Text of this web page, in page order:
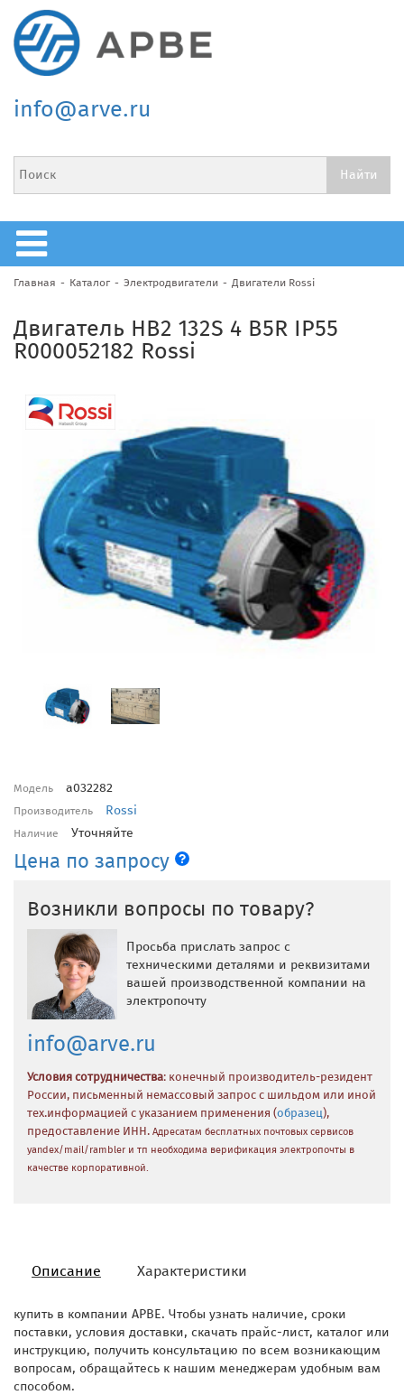
info@arve.ru
Главная Каталог Электродвигатели Двигатели Rossi
Двигатель HB2 132S 4 B5R IP55
R000052182 Rossi
Модель a032282
Производитель Rossi
Наличие Уточняйте
Цена по запросу
Возникли вопросы по товару?
Просьба прислать запрос с
техническими деталями и реквизитами
вашей производственной компании на
электропочту
info@arve.ru
Условия сотрудничества: конечный производитель-резидент
России, письменный немассовый запрос с шильдом или иной
тех.информацией с указанием применения (образец),
предоставление ИНН. Адресатам бесплатных почтовых сервисов
yandex/mail/rambler и тп необходима верификация электропочты в
качестве корпоративной.
Описание Характеристики
купить в компании АРВЕ. Чтобы узнать наличие, сроки
поставки, условия доставки, скачать прайс-лист, каталог или
инструкцию, получить консультацию по всем возникающим
вопросам, обращайтесь к нашим менеджерам удобным вам
способом.